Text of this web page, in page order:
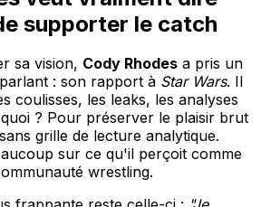
supporter le catch
sa vision, Cody Rhodes a pris un
: son rapport à Star Wars. Il
coulisses, les leaks, les analyses
? Pour préserver le plaisir brut
grille de lecture analytique.
sur ce qu'il perçoit comme
wrestling.